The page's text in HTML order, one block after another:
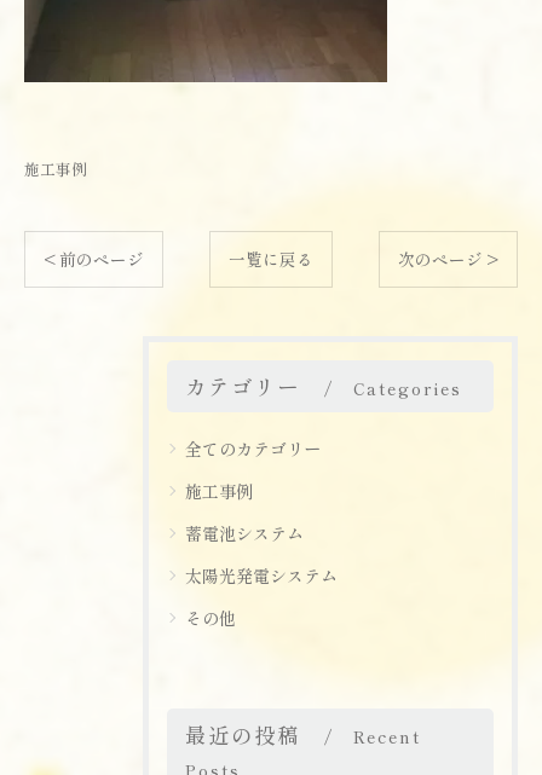
施工事例
< 前のページ 一覧に戻る 次のページ >
カテゴリー Categories
全てのカテゴリー
施工事例
蓄電池システム
太陽光発電システム
その他
最近の投稿
Recent
Posts